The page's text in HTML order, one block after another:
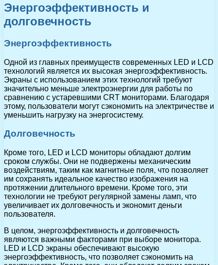
Энергоэффективность и
долговечность
Энергоэффективность
Одной из главных преимуществ современных LED и LCD
технологий является их высокая энергоэффективность.
Экраны с использованием этих технологий требуют
значительно меньше электроэнергии для работы по
сравнению с устаревшими CRT мониторами. Благодаря
этому, пользователи могут сэкономить на электричестве и
уменьшить нагрузку на энергосистему.
Долговечность
Кроме того, LED и LCD мониторы обладают долгим
сроком службы. Они не подвержены механическим
воздействиям, таким как магнитные поля, что позволяет
им сохранять идеальное качество изображения на
протяжении длительного времени. Кроме того, эти
технологии не требуют регулярной замены ламп, что
увеличивает их долговечность и экономит деньги
пользователя.
В целом, энергоэффективность и долговечность
являются важными факторами при выборе монитора.
LED и LCD экраны обеспечивают высокую
энергоэффективность, что позволяет сэкономить на